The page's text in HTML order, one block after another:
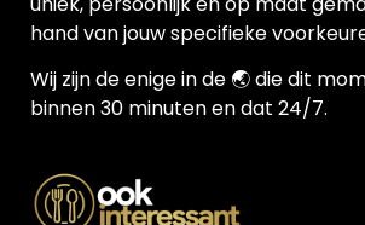
hand van jouw specifieke
Wij zijn de enige in de 🌏 die dit
binnen 30 minuten en dat 24/7.